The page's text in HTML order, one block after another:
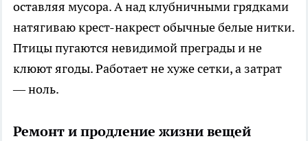
оставляя мусора. А над клубничными грядками
натягиваю крест-накрест обычные белые нитки.
Птицы пугаются невидимой преграды и не
клюют ягоды. Работает не хуже сетки, а затрат
— ноль.
Ремонт и продление жизни вещей